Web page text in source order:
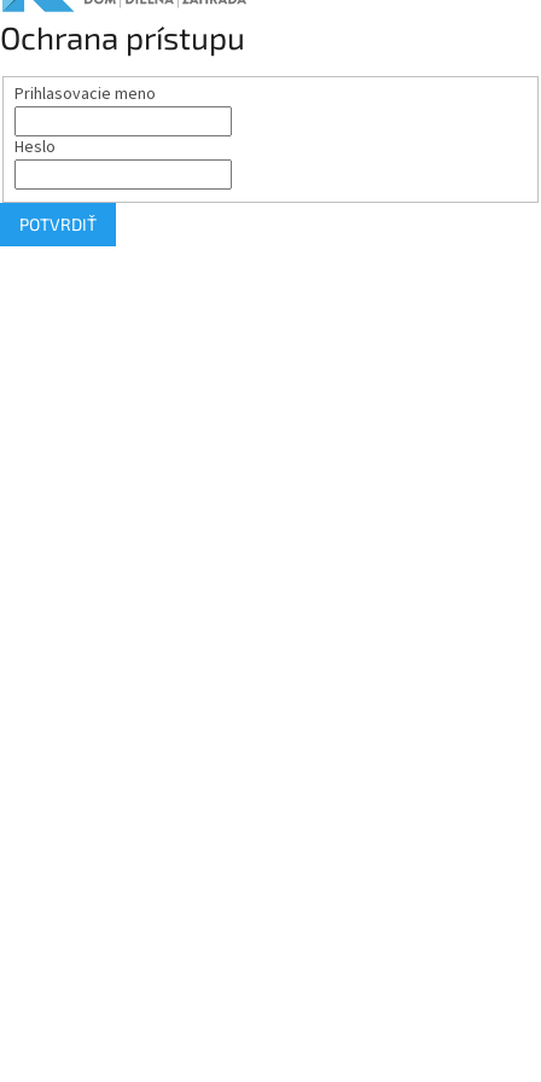
Ochrana prístupu
Prihlasovacie meno
Heslo
POTVRDIŤ